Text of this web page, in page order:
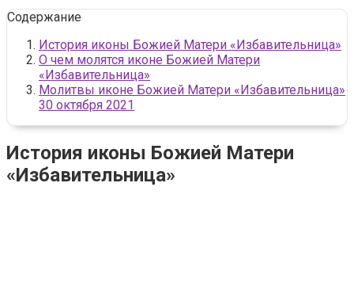
Содержание
История иконы Божией Матери «Избавительница»
О чем молятся иконе Божией Матери
«Избавительница»
Молитвы иконе Божией Матери «Избавительница»
30 октября 2021
История иконы Божией Матери
«Избавительница»